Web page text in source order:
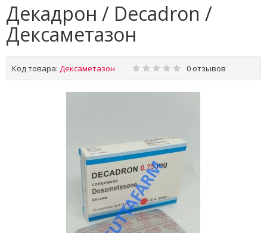
Декадрон / Decadron /
Дексаметазон
Код товара: Дексаметазон 0 отзывов